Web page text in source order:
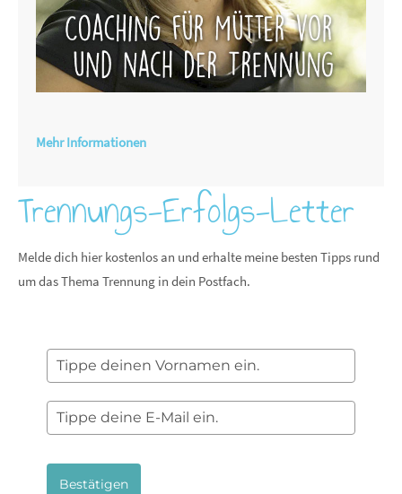
Mehr Informationen
Trennungs-Erfolgs-Letter
Melde dich hier kostenlos an und erhalte meine besten Tipps rund
um das Thema Trennung in dein Postfach.
Bestätigen